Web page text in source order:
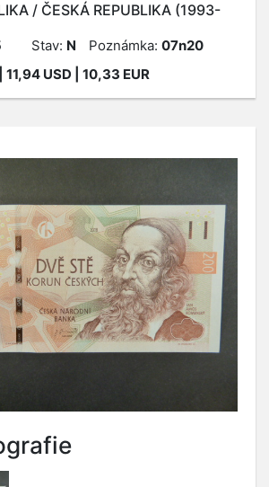
/ ČESKÁ REPUBLIKA (1993-
Stav: N Poznámka: 07n20
| 11,94 USD | 10,33 EUR